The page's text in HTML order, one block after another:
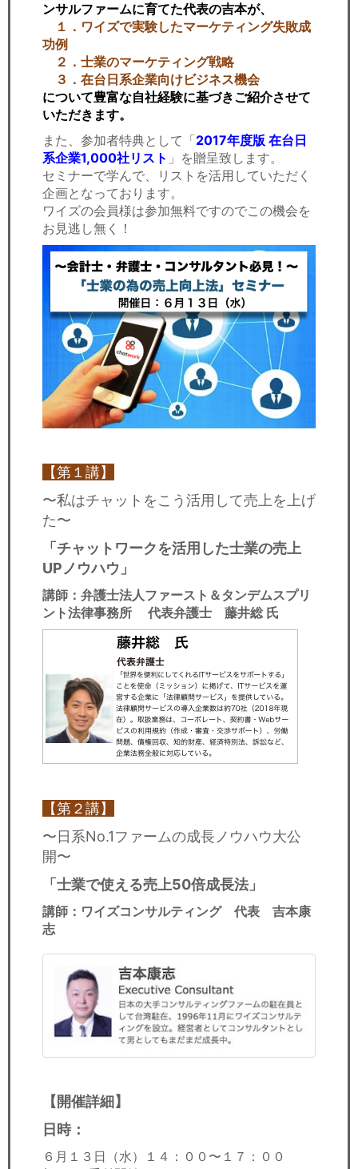
ンサルファームに育てた代表の吉本が、
１．ワイズで実験したマーケティング失敗成
功例
２．士業のマーケティング戦略
３．在台日系企業向けビジネス機会
について豊富な自社経験に基づきご紹介させて
いただきます。
また、参加者特典として「2017年度版 在台日
系企業1,000社リスト 」を贈呈致します。
セミナーで学んで、リストを活用していただく
企画となっております。
ワイズの会員様は参加無料ですのでこの機会を
お見逃し無く！
【第１講】
〜私はチャットをこう活用して売上を上げ
た〜
「チャットワークを活用した士業の売上
UPノウハウ」
講師： 弁護士法人ファースト＆タンデムスプリ
ント法律事務所 代表弁護士 藤井総 氏
【第２講】
〜日系No.1ファームの成長ノウハウ大公
開〜
「士業で使える売上50倍成長法」
講師：ワイズコンサルティング 代表 吉本康
志
【開催詳細】
日時：
６月１３日（水）１４：００〜１７：００